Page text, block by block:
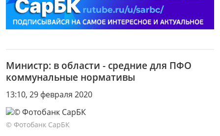
Министр: в области - средние для ПФО
коммунальные нормативы
13:10, 29 февраля 2020
© Фотобанк СарБК